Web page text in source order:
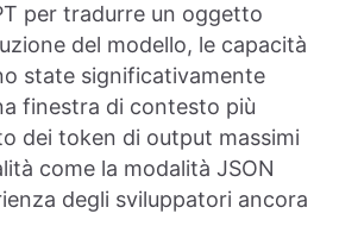
per tradurre un oggetto
del modello, le capacità
state significativamente
finestra di contesto più
dei token di output massimi
come la modalità JSON
degli sviluppatori ancora